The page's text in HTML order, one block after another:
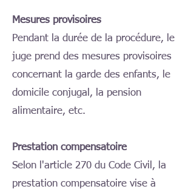
Mesures provisoires
Pendant la durée de la procédure, le
juge prend des mesures provisoires
concernant la garde des enfants, le
domicile conjugal, la pension
alimentaire, etc.
Prestation compensatoire
Selon l'article 270 du Code Civil, la
prestation compensatoire vise à